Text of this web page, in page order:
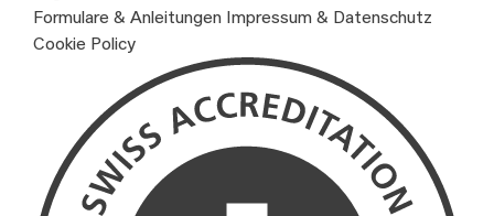
Formulare & Anleitungen Impressum & Datenschutz
Cookie Policy